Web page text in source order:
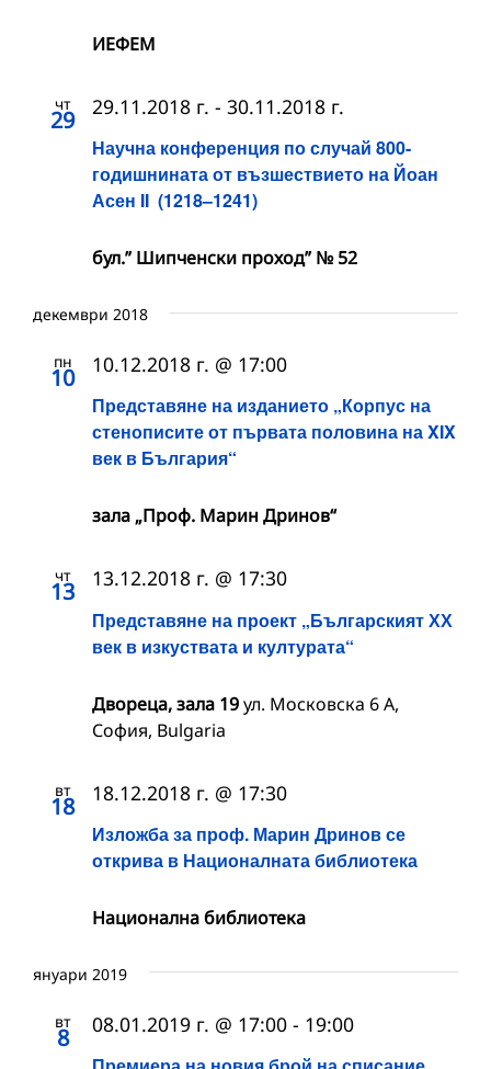
ИЕФЕМ
чт
29
Научна конференция по случай 800-
годишнината от възшествието на Йоан
Асен II (1218–1241)
29.11.2018 г. - 30.11.2018 г.
бул.” Шипченски проход” № 52
декември 2018
пн
10
Представяне на изданието „Корпус на
стенописите от първата половина на XIX
век в България“
10.12.2018 г. @ 17:00
зала „Проф. Марин Дринов“
чт
13
Представяне на проект „Българският ХХ
век в изкуствата и културата“
13.12.2018 г. @ 17:30
Двореца, зала 19ул. Московска 6 А,
София, Bulgaria
вт
18
Изложба за проф. Марин Дринов се
открива в Националната библиотека
18.12.2018 г. @ 17:30
Национална библиотека
януари 2019
вт
8 08.01.2019 г. @ 17:00 - 19:00